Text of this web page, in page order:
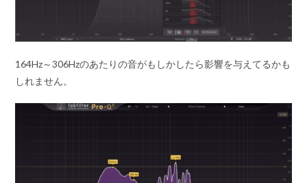
164Hz～306Hzのあたりの音がもしかしたら影響を与えてるかも
しれません。